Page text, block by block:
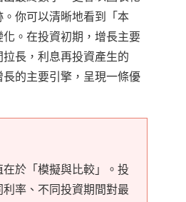
你可以清晰地看到「本
。在投資初期，增長主要
長，利息再投資產生的
長的主要引擎，呈現一條優
於「模擬與比較」。投
率、不同投資期間對最